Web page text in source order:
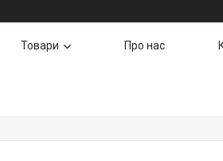
Товари Про нас